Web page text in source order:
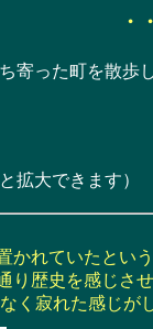
・
寄った町を散歩
拡大できます）
れていたとい
り歴史を感じさ
く寂れた感じが